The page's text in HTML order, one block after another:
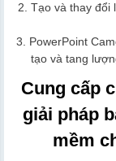
2. Tạo và thay đổi
3. PowerPoint
tạo và tang
Cung cấp
giải pháp
mềm